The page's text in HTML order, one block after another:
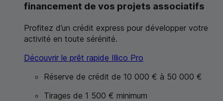
financement de vos projets associatifs
Profitez d’un crédit express pour développer votre
activité en toute sérénité.
Découvrir le prêt rapide Illico Pro
Réserve de crédit de 10 000 € à 50 000 €
Tirages de 1 500 € minimum